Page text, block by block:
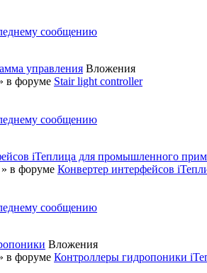
сообщению
управления Вложения
в форуме Stair light controller
сообщению
iТеплица для промышленного
в форуме Конвертер интерфейсов
сообщению
Вложения
в форуме Контроллеры гидропоники